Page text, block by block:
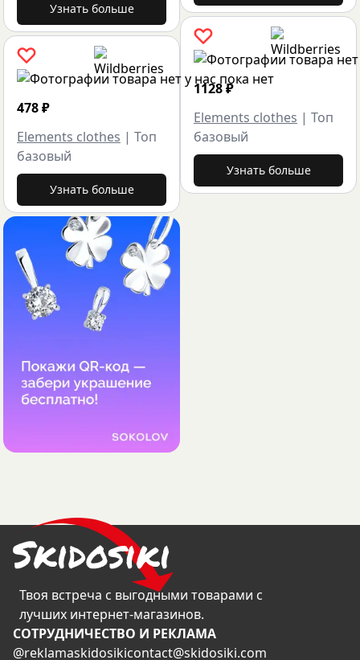
Узнать больше
478₽
Elements clothes | Топ
базовый
Узнать больше
1128₽
Elements clothes | Топ
базовый
Узнать больше
Твоя встреча с выгодными товарами с
лучших интернет-магазинов.
CОТРУДНИЧЕСТВО И РЕКЛАМА
@reklamaskidosikicontact@skidosiki.com